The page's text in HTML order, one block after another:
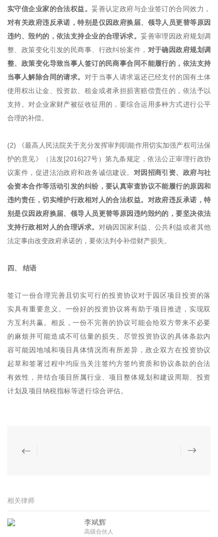
实守信企业家的合法权益。妥善认定政府与企业签订的合同效力，
对有关政府违反承诺，特别是仅因政府换届、领导人员更替等原因
违约、毁约的，依法支持企业的合理诉求。妥善审理因政府规划调
整、政策变化引发的民商事、行政纠纷案件， 对于确因政府规划调
整、政策变化导致当事人签订的民商事合同不能履行的，依法支持
当事人解除合同的请求。 对于当事人请求返还已经支付的国有土体
使用权出让金、投资款、租金或者承担损害赔偿责任的，依法予以
支持。对企业家财产被征收征用的，要综合运用多种方式进行公平
合理的补偿。
(2) 《最高人民法院关于充分发挥审判职能作用切实加强产权司法保
护的意见》（法发[2016]27号）第九条规定，依法公正审理行政协
议案件，促进法治政府和政务诚信建设。 对因招商引资、政府与社
会资本合作等活动引发的纠纷，要认真审查协议不能履行的原因和
违约责任，切实维护行政相对人的合法权益。对政府违反承诺，特
别是仅因政府换届、领导人员更替等原因违约毁约的，要坚决依法
支持行政相对人的合理诉求。 对确因国家利益、公共利益或者其他
法定事由改变政府承诺的，要依法判令补偿财产损失。
四、 结语
签订一份合理完善且切实可行的投资协议对于园区项目投资的落
实具有重要意义。一份好的投资协议将有助于项目推进，实现双
方互利共赢。相反，一份不完善的协议可能会给双方带来不必要
的麻烦并可能造成不可估量的损失。尽管投资协议的具体条款内
容可能因地域和项目具体情况而有所差异，政企双方在投资协议
起草和签署过程中均应当关注签约方签约资质和协议条款的合法
有效性，并结合项目所属行业、项目整体规划和建设周期、投资
计划及项目纳税指标等进行综合评估。
相关律师
李斌辉
高级合伙人